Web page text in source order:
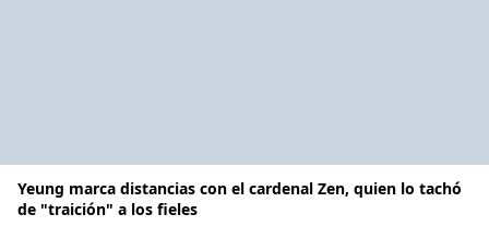
Yeung marca distancias con el cardenal Zen, quien lo tachó
de "traición" a los fieles